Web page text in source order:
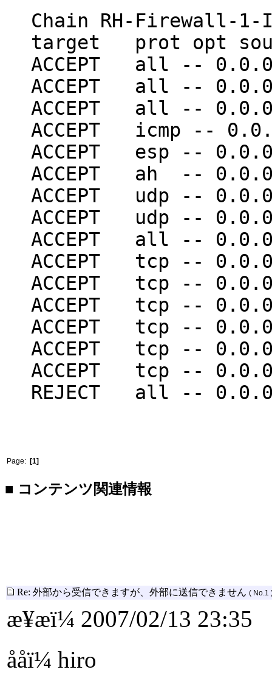
Chain RH-Firewall-1-
target prot opt
ACCEPT all --
ACCEPT all --
ACCEPT all --
ACCEPT icmp --
ACCEPT esp --
ACCEPT ah --
ACCEPT udp --
ACCEPT udp --
ACCEPT all --
ACCEPT tcp --
ACCEPT tcp --
ACCEPT tcp --
ACCEPT tcp --
ACCEPT tcp --
ACCEPT tcp --
REJECT all --
Page: [1]
■ コンテンツ関連情報
Re: 外部から受信できますが、外部に送信できません ( No.1
æ¥æï¼ 2007/02/13 23:35
ååï¼ hiro